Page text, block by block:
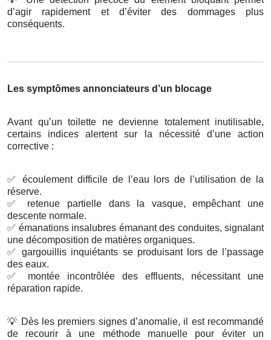
d’agir rapidement et d’éviter des dommages plus
conséquents.
Les symptômes annonciateurs d’un blocage
Avant qu’un toilette ne devienne totalement inutilisable,
certains indices alertent sur la nécessité d’une action
corrective :
✅
écoulement difficile de l’eau lors de l’utilisation de la
réserve.
✅
retenue partielle dans la vasque, empêchant une
descente normale.
✅ émanations insalubres émanant des conduites, signalant
une décomposition de matières organiques.
✅
gargouillis inquiétants se produisant lors de l’passage
des eaux.
✅
montée incontrôlée des effluents, nécessitant une
réparation rapide.
💡 Dès les premiers signes d’anomalie, il est recommandé
de recourir à une méthode manuelle pour éviter un